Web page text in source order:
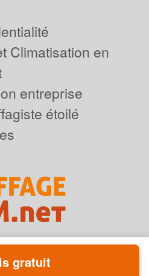
Climatisation en
entreprise
étoilé
Plus que pro
gratuit